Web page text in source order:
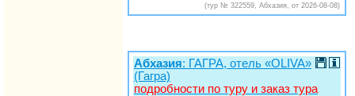
(тур № 322559, Абхазия, от 2026-08-08)
Абхазия: ГАГРА, отель «ОLIVA»
(Гагра)
подробности по туру и заказ тура